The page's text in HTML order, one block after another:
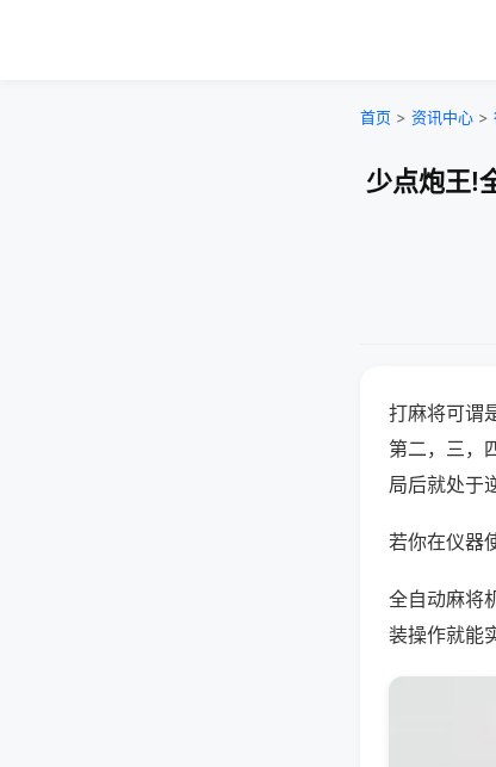
首页 > 资讯中心 >
少点炮王!
打麻将可谓
第二，三，
局后就处于
若你在仪器
全自动麻将
装操作就能